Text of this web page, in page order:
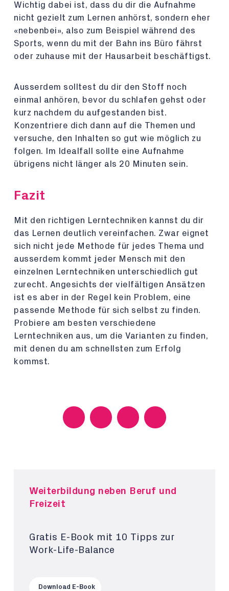
Wichtig dabei ist, dass du dir die Aufnahme
nicht gezielt zum Lernen anhörst, sondern eher
«nebenbei», also zum Beispiel während des
Sports, wenn du mit der Bahn ins Büro fährst
oder zuhause mit der Hausarbeit beschäftigst.
Ausserdem solltest du dir den Stoff noch
einmal anhören, bevor du schlafen gehst oder
kurz nachdem du aufgestanden bist.
Konzentriere dich dann auf die Themen und
versuche, den Inhalten so gut wie möglich zu
folgen. Im Idealfall sollte eine Aufnahme
übrigens nicht länger als 20 Minuten sein.
Fazit
Mit den richtigen Lerntechniken kannst du dir
das Lernen deutlich vereinfachen. Zwar eignet
sich nicht jede Methode für jedes Thema und
ausserdem kommt jeder Mensch mit den
einzelnen Lerntechniken unterschiedlich gut
zurecht. Angesichts der vielfältigen Ansätzen
ist es aber in der Regel kein Problem, eine
passende Methode für sich selbst zu finden.
Probiere am besten verschiedene
Lerntechniken aus, um die Varianten zu finden,
mit denen du am schnellsten zum Erfolg
kommst.
Weiterbildung neben Beruf und
Freizeit
Gratis E-Book mit 10 Tipps zur
Work-Life-Balance
Download E-Book